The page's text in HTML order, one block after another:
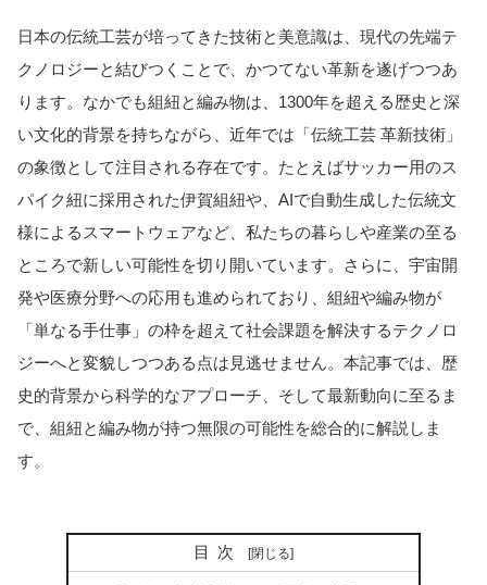
日本の伝統工芸が培ってきた技術と美意識は、現代の先端テ
クノロジーと結びつくことで、かつてない革新を遂げつつあ
ります。なかでも組紐と編み物は、1300年を超える歴史と深
い文化的背景を持ちながら、近年では「伝統工芸 革新技術」
の象徴として注目される存在です。たとえばサッカー用のス
パイク紐に採用された伊賀組紐や、AIで自動生成した伝統文
様によるスマートウェアなど、私たちの暮らしや産業の至る
ところで新しい可能性を切り開いています。さらに、宇宙開
発や医療分野への応用も進められており、組紐や編み物が
「単なる手仕事」の枠を超えて社会課題を解決するテクノロ
ジーへと変貌しつつある点は見逃せません。本記事では、歴
史的背景から科学的なアプローチ、そして最新動向に至るま
で、組紐と編み物が持つ無限の可能性を総合的に解説しま
す。
目次